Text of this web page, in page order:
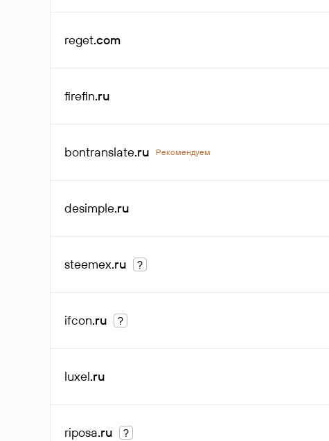
reget.com
firefin.ru
bontranslate.ru Рекомендуем
desimple.ru
steemex.ru ?
ifcon.ru ?
luxel.ru
riposa.ru ?